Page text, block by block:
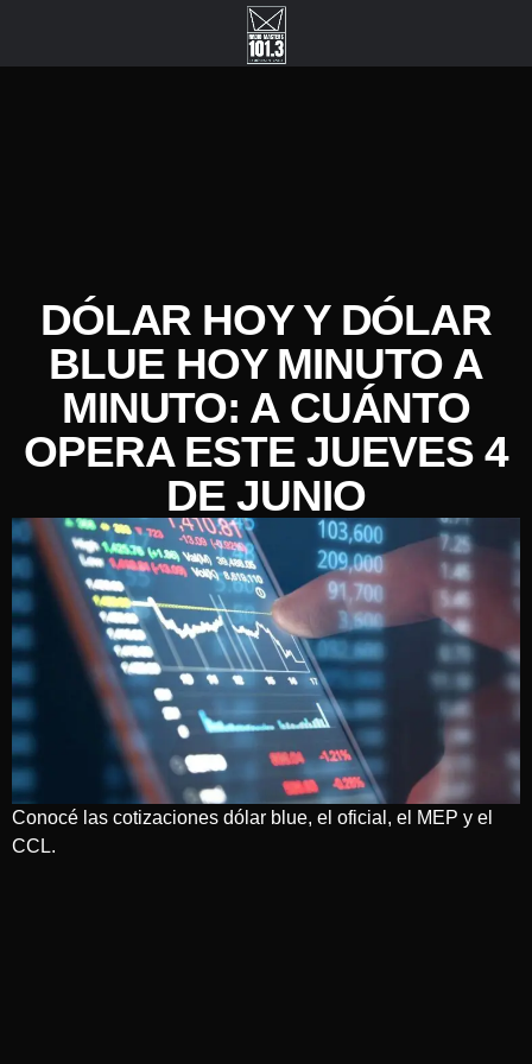
DÓLAR HOY Y DÓLAR
BLUE HOY MINUTO A
MINUTO: A CUÁNTO
OPERA ESTE JUEVES 4
DE JUNIO
Conocé las cotizaciones dólar blue, el oficial, el MEP y el
CCL.